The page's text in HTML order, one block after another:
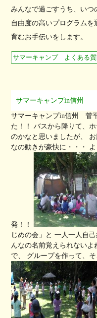
みんなで過ごすうち、いつ
自由度の高いプログラム
育むお手伝いをします。
サマーキャンプ よくある質
サマーキャンプin信州
サマーキャンプin信州 菅
た！！ バスから降りて、
のかなと思いましたが、
なの動きが豪快に・・・
発！！
じめの会」と 一人一人自
んなの名前覚えられない
で、 グループを作って、